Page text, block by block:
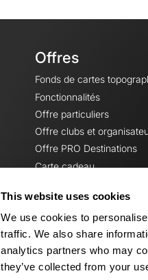
This website uses cookies
We use cookies to
traffic. We also share
analytics partners who may
they’ve collected from your
Offres
Fonds de cartes
Fonctionnalités
Offre particuliers
Offre clubs et
Offre PRO Destinations
Carte cadeau